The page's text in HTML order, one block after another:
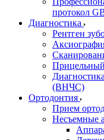
протокол
Диагностика
Рентген
(ВНЧС)
Ортодонтия
Прием
Несъемные